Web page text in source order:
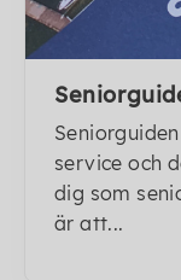
service och
dig som
är att...